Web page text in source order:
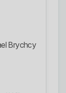
Brychcy